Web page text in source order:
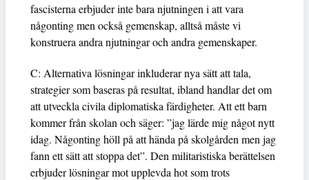
fascisterna erbjuder inte bara njutningen i att vara
någonting men också gemenskap, alltså måste vi
konstruera andra njutningar och andra gemenskaper.
C: Alternativa lösningar inkluderar nya sätt att tala,
strategier som baseras på resultat, ibland handlar det om
att utveckla civila diplomatiska färdigheter. Att ett barn
kommer från skolan och säger: ”jag lärde mig något nytt
idag. Någonting höll på att hända på skolgården men jag
fann ett sätt att stoppa det”. Den militaristiska berättelsen
erbjuder lösningar mot upplevda hot som trots